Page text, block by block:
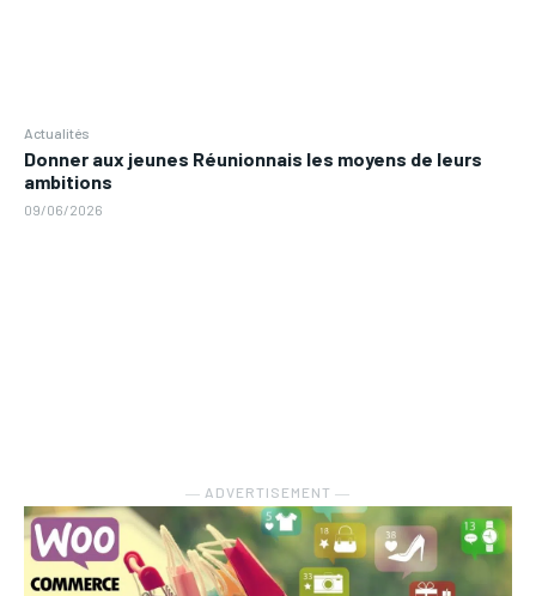
Actualités
Donner aux jeunes Réunionnais les moyens de leurs
ambitions
09/06/2026
― ADVERTISEMENT ―